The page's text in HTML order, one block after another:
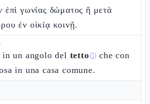
ἐπὶ γωνίας δώματος ἢ μετὰ
ἐν οἰκίᾳ κοινῇ.
un angolo del tettoⓘ che con
in una casa comune.